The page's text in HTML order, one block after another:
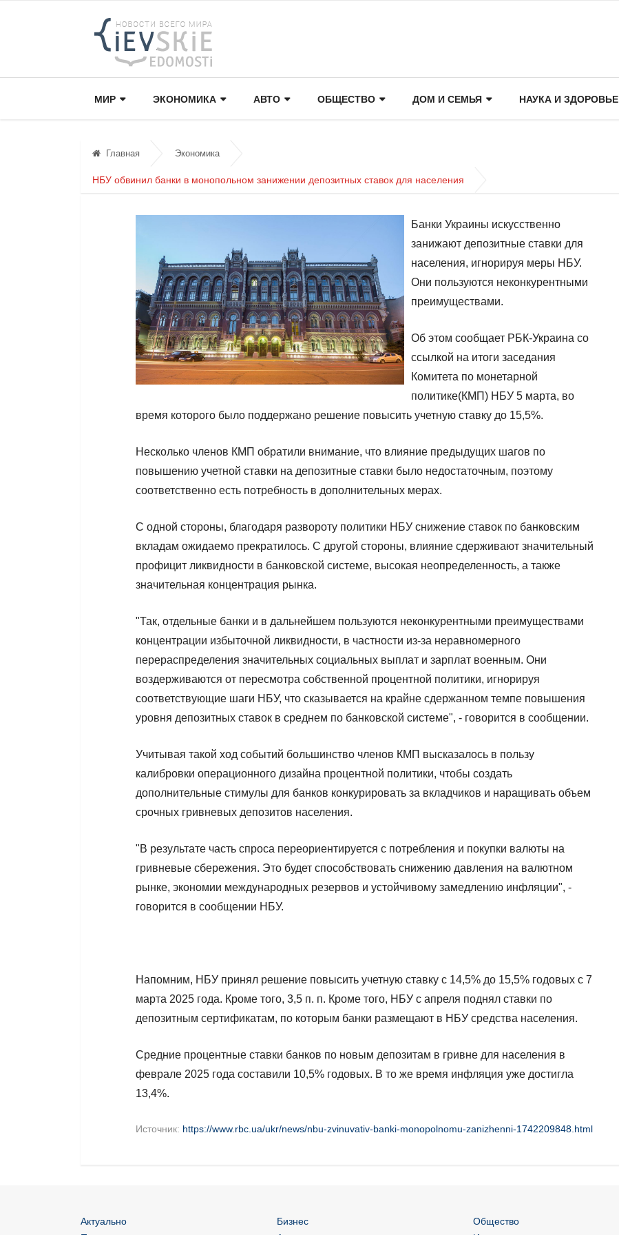
МИР ЭКОНОМИКА АВТО ОБЩЕСТВО ДОМ И СЕМЬЯ НАУКА И ЗДОРОВЬЕ
Главная Экономика
НБУ обвинил банки в монопольном занижении депозитных ставок для населения
Банки Украины искусственно
занижают депозитные ставки для
населения, игнорируя меры НБУ.
Они пользуются неконкурентными
преимуществами.
Об этом сообщает РБК-Украина со
ссылкой на итоги заседания
Комитета по монетарной
политике(КМП) НБУ 5 марта, во
время которого было поддержано решение повысить учетную ставку до 15,5%.
Несколько членов КМП обратили внимание, что влияние предыдущих шагов по
повышению учетной ставки на депозитные ставки было недостаточным, поэтому
соответственно есть потребность в дополнительных мерах.
С одной стороны, благодаря развороту политики НБУ снижение ставок по банковским
вкладам ожидаемо прекратилось. С другой стороны, влияние сдерживают значительный
профицит ликвидности в банковской системе, высокая неопределенность, а также
значительная концентрация рынка.
"Так, отдельные банки и в дальнейшем пользуются неконкурентными преимуществами
концентрации избыточной ликвидности, в частности из-за неравномерного
перераспределения значительных социальных выплат и зарплат военным. Они
воздерживаются от пересмотра собственной процентной политики, игнорируя
соответствующие шаги НБУ, что сказывается на крайне сдержанном темпе повышения
уровня депозитных ставок в среднем по банковской системе", - говорится в сообщении.
Учитывая такой ход событий большинство членов КМП высказалось в пользу
калибровки операционного дизайна процентной политики, чтобы создать
дополнительные стимулы для банков конкурировать за вкладчиков и наращивать объем
срочных гривневых депозитов населения.
"В результате часть спроса переориентируется с потребления и покупки валюты на
гривневые сбережения. Это будет способствовать снижению давления на валютном
рынке, экономии международных резервов и устойчивому замедлению инфляции", -
говорится в сообщении НБУ.
Напомним, НБУ принял решение повысить учетную ставку с 14,5% до 15,5% годовых с 7
марта 2025 года. Кроме того, 3,5 п. п. Кроме того, НБУ с апреля поднял ставки по
депозитным сертификатам, по которым банки размещают в НБУ средства населения.
Средние процентные ставки банков по новым депозитам в гривне для населения в
феврале 2025 года составили 10,5% годовых. В то же время инфляция уже достигла
13,4%.
Источник: https://www.rbc.ua/ukr/news/nbu-zvinuvativ-banki-monopolnomu-zanizhenni-1742209848.html
Актуально
Бизнес
Общество